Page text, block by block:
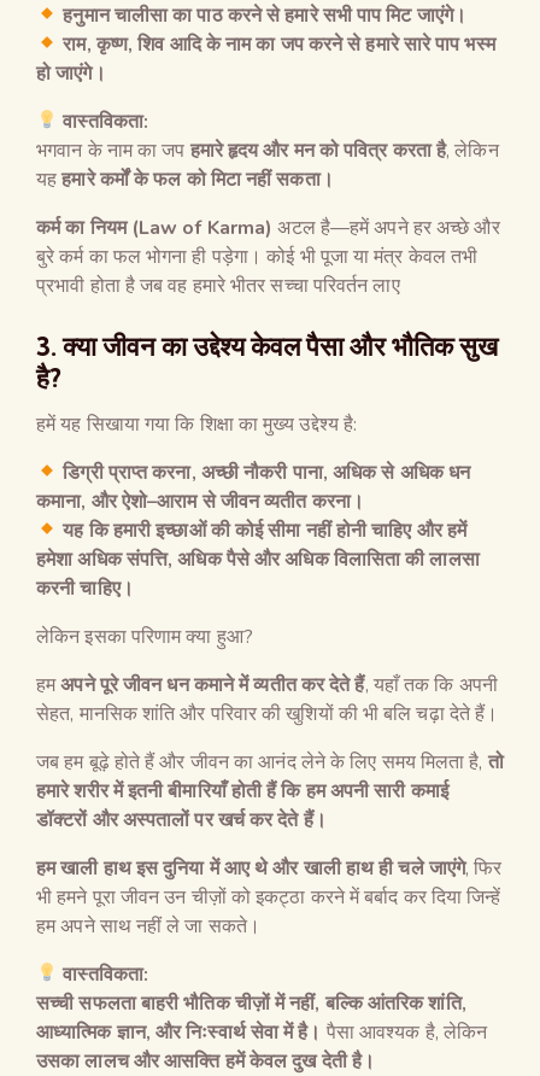
हनुमान चालीसा का पाठ करने से हमारे सभी पाप मिट जाएंगे।
राम, कृष्ण,शिव आदि के नाम का जप करने से हमारे सारे पाप भस्म
हो जाएंगे।
वास्तविकता:
भगवान के नाम का जप हमारे हृदय और मन को पवित्र करता है, लेकिन
यहहमारे कर्मों के फल को मिटा नहीं सकता।
कर्म का नियम (Law of Karma) अटल है—हमें अपने हर अच्छे और
बुरे कर्म का फल भोगना ही पड़ेगा। कोई भी पूजा या मंत्र केवल तभी
प्रभावी होता है जब वह हमारे भीतर सच्चा परिवर्तन लाए
3.क्या जीवन का उद्देश्य केवल पैसा और भौतिक सुख
है?
हमें यह सिखाया गया कि शिक्षा का मुख्य उद्देश्य है:
डिग्री प्राप्त करना, अच्छी नौकरी पाना, अधिक से अधिक धन
कमाना, और ऐशो–आराम से जीवन व्यतीत करना।
यह कि हमारी इच्छाओं की कोई सीमा नहीं होनी चाहिए और हमें
हमेशा अधिक संपत्ति,अधिक पैसे और अधिक विलासिता की लालसा
करनी चाहिए।
लेकिन इसका परिणाम क्या हुआ?
हमअपने पूरे जीवन धन कमाने में व्यतीत कर देते हैं, यहाँ तक कि अपनी
सेहत, मानसिक शांति और परिवार की खुशियों की भी बलि चढ़ा देते हैं।
जब हम बूढ़े होते हैं और जीवन का आनंद लेने के लिए समय मिलता है, तो
हमारे शरीर में इतनी बीमारियाँ होती हैं कि हम अपनी सारी कमाई
डॉक्टरों और अस्पतालों पर खर्च कर देते हैं।
हम खाली हाथ इस दुनिया में आए थे और खाली हाथ ही चले जाएंगे, फिर
भी हमने पूरा जीवन उन चीज़ों को इकट्ठा करने में बर्बाद कर दिया जिन्हें
हम अपने साथ नहीं ले जा सकते।
वास्तविकता:
सच्ची सफलता बाहरी भौतिक चीज़ों में नहीं, बल्कि आंतरिक शांति,
आध्यात्मिक ज्ञान,और निःस्वार्थ सेवा में है। पैसा आवश्यक है, लेकिन
उसका लालच और आसक्ति हमें केवल दुख देती है।